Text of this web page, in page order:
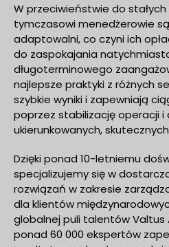
W przeciwieństwie do
tymczasowi menedżerowie
adaptowalni, co czyni ich
do zaspokajania
długoterminowego
najlepsze praktyki z różnych
szybkie wyniki i zapewniają
poprzez stabilizację operacji i
ukierunkowanych,
Dzięki ponad 10-letniemu
specjalizujemy się w
rozwiązań w zakresie
dla klientów
globalnej puli talentów Valtus
ponad 60 000 ekspertów